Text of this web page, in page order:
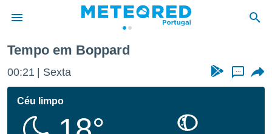
da
foi
Tempo em Boppard
00:21 Sexta ...
Céu limpo